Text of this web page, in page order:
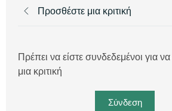
Προσθέστε μια κριτική
Πρέπει να είστε συνδεδεμένοι για
μια κριτική
Σύνδεση